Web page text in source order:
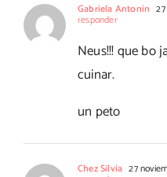
Gabriela Antonin
responder
Neus!!! que bo
cuinar.
un peto
Chez Silvia 27